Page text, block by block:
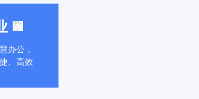
加
载
失
败
办公，
、高效